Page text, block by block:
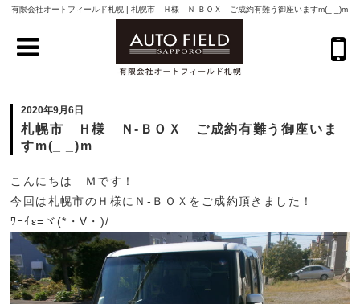
有限会社オートフィールド札幌 | 札幌市 Ｈ様 Ｎ-ＢＯＸ ご成約有難う御座いますm(_ _)m
2020年9月6日
札幌市 Ｈ様 Ｎ-ＢＯＸ ご成約有難う御座いま
すm(_ _)m
こんにちは Ｍです！
今回は札幌市のＨ様にＮ-ＢＯＸをご成約頂きました！
ﾜｰｲε=ヾ(*・∀・)/